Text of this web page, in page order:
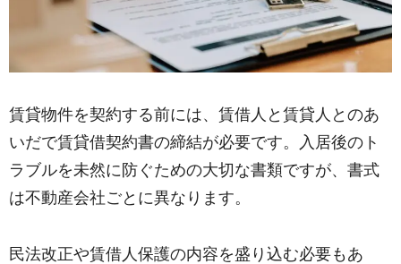
賃貸物件を契約する前には、賃借人と賃貸人とのあ
いだで賃貸借契約書の締結が必要です。入居後のト
ラブルを未然に防ぐための大切な書類ですが、書式
は不動産会社ごとに異なります。
民法改正や賃借人保護の内容を盛り込む必要もあ